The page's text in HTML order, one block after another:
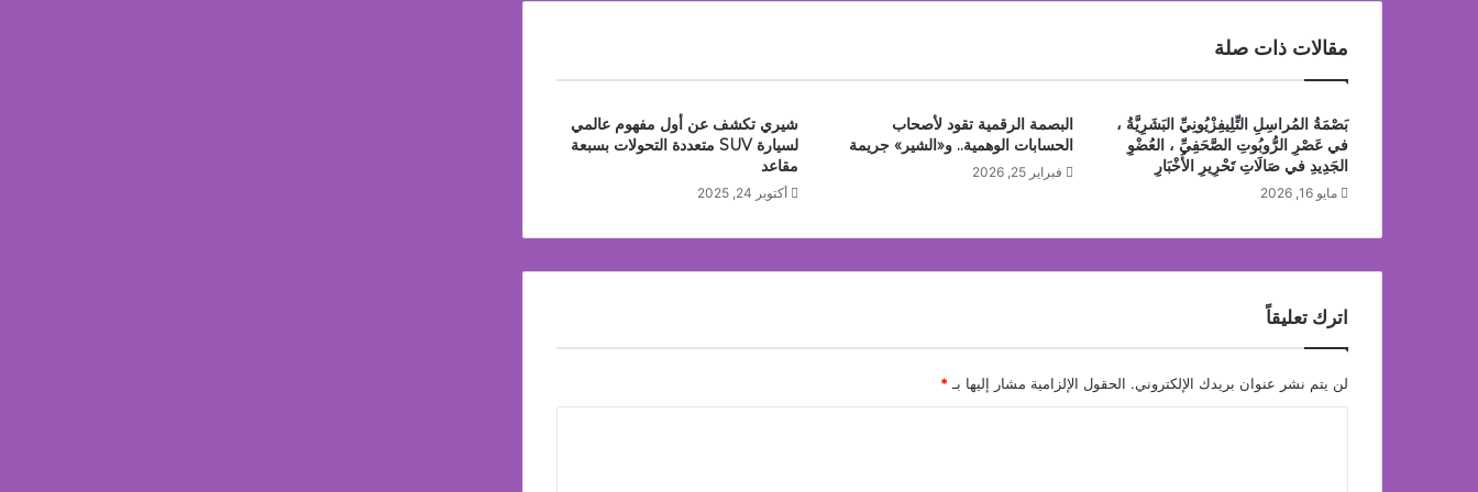
مقالات ذات صلة
بَصْمَةُ المُراسِلِ التِّلِيفِزْيُونِيِّ البَشَرِيَّةُ ،
في عَصْرِ الرُّوبُوتِ الصَّحَفِيِّ ، العُضْوِ
الجَدِيدِ في صَالَاتِ تَحْرِيرِ الأَخْبَارِ
مايو 16, 2026
البصمة الرقمية تقود لأصحاب
الحسابات الوهمية.. و«الشير» جريمة
فبراير 25, 2026
شيري تكشف عن أول مفهوم عالمي
لسيارة SUV متعددة التحولات بسبعة
مقاعد
أكتوبر 24, 2025
اترك تعليقاً
لن يتم نشر عنوان بريدك الإلكتروني. الحقول الإلزامية مشار إليها بـ *